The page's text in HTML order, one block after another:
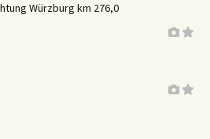
Würzburg km 276,0